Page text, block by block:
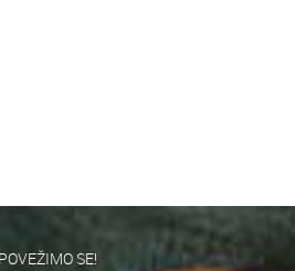
2 + 3 :
POVEŽIMO SE!